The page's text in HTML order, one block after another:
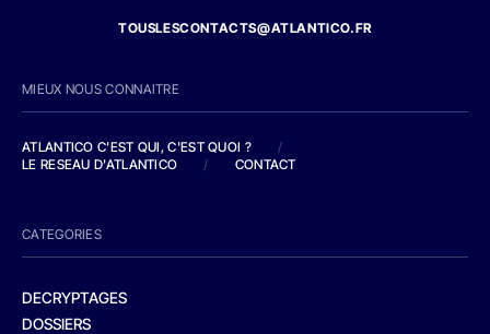
TOUSLESCONTACTS@ATLANTICO.FR
MIEUX NOUS CONNAITRE
ATLANTICO C'EST QUI, C'EST QUOI ?
/
LE RESEAU D'ATLANTICO
/ CONTACT
CATEGORIES
DECRYPTAGES
DOSSIERS